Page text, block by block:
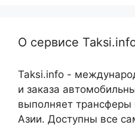
О сервисе
Taksi.info -
и заказа
выполняет трансферы
Азии. Доступны все